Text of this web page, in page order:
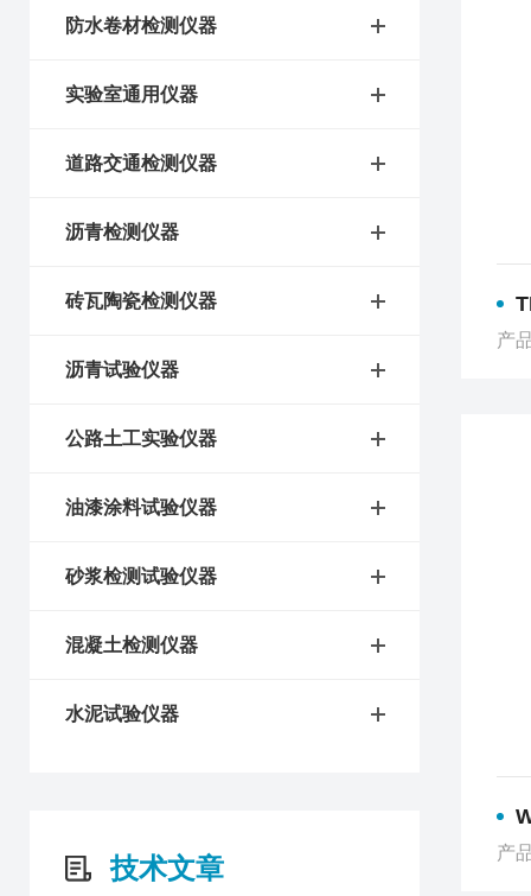
防水卷材检测仪器
实验室通用仪器
道路交通检测仪器
沥青检测仪器
砖瓦陶瓷检测仪器
沥青试验仪器
公路土工实验仪器
油漆涂料试验仪器
砂浆检测试验仪器
混凝土检测仪器
水泥试验仪器
技术文章
产
产